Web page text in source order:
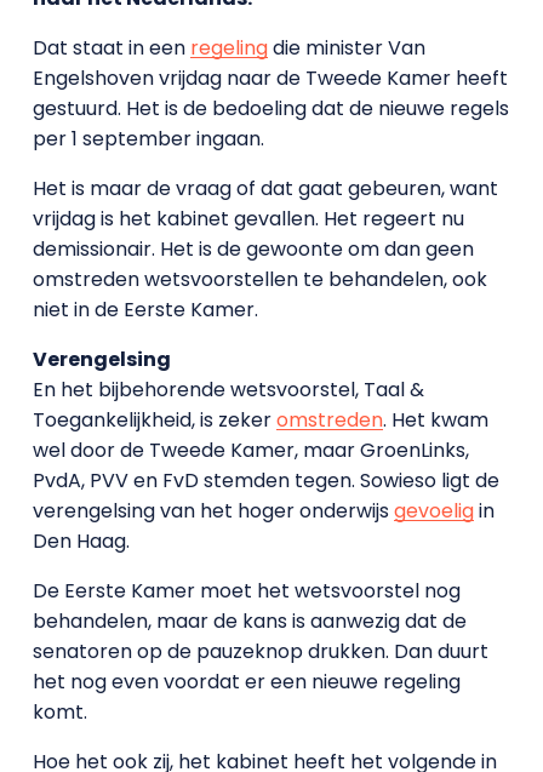
Dat staat in een regelingdie minister Van
Engelshoven vrijdag naar de Tweede Kamer heeft
gestuurd. Het is de bedoeling dat de nieuwe regels
per 1 september ingaan.
Het is maar de vraag of dat gaat gebeuren, want
vrijdag is het kabinet gevallen. Het regeert nu
demissionair. Het is de gewoonte om dan geen
omstreden wetsvoorstellen te behandelen, ook
niet in de Eerste Kamer.
Verengelsing
En het bijbehorende wetsvoorstel, Taal &
Toegankelijkheid, is zekeromstreden. Het kwam
wel door de Tweede Kamer, maar GroenLinks,
PvdA, PVV en FvD stemden tegen. Sowieso ligt de
verengelsing van het hoger onderwijsgevoeligin
Den Haag.
De Eerste Kamer moet het wetsvoorstel nog
behandelen, maar de kans is aanwezig dat de
senatoren op de pauzeknop drukken. Dan duurt
het nog even voordat er een nieuwe regeling
komt.
Hoe het ook zij, het kabinet heeft het volgende in